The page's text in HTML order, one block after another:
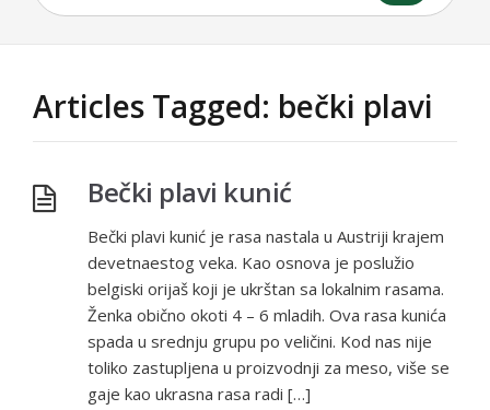
Articles Tagged: bečki plavi
Bečki plavi kunić
Bečki plavi kunić je rasa nastala u Austriji krajem
devetnaestog veka. Kao osnova je poslužio
belgiski orijaš koji je ukrštan sa lokalnim rasama.
Ženka obično okoti 4 – 6 mladih. Ova rasa kunića
spada u srednju grupu po veličini. Kod nas nije
toliko zastupljena u proizvodnji za meso, više se
gaje kao ukrasna rasa radi […]